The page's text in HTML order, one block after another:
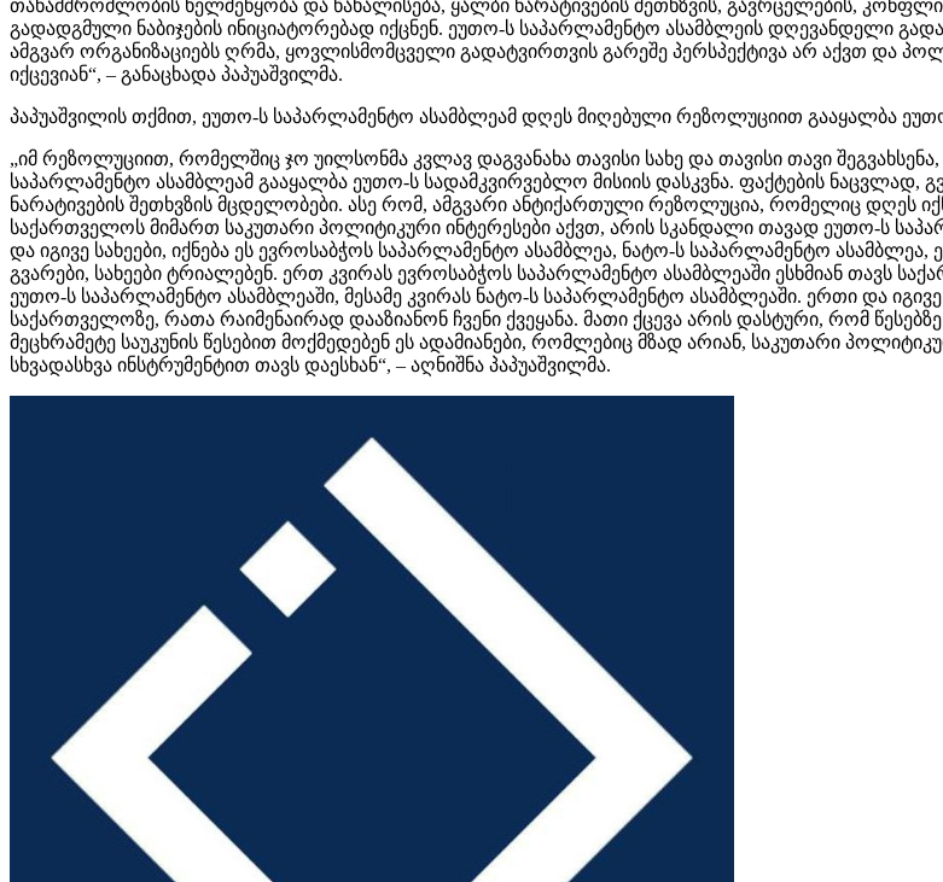
თანამშრომლობის ხელშეწყობა და წახალისება, ყალბი ნარატივების შეთხზვის, გავრცელების,
გადადგმული ნაბიჯების ინიციატორებად იქცნენ. ეუთო-ს საპარლამენტო ასამბლეის დღევანდელი
ამგვარ ორგანიზაციებს ღრმა, ყოვლისმომცველი გადატვირთვის გარეშე პერსპექტივა არ აქვთ და
იქცევიან“, – განაცხადა პაპუაშვილმა.
პაპუაშვილის თქმით, ეუთო-ს საპარლამენტო ასამბლეამ დღეს მიღებული რეზოლუციით გააყალბა
„იმ რეზოლუციით, რომელშიც ჯო უილსონმა კვლავ დაგვანახა თავისი სახე და თავისი თავი
საპარლამენტო ასამბლეამ გააყალბა ეუთო-ს სადამკვირვებლო მისიის დასკვნა. ფაქტების ნაცვლად,
ნარატივების შეთხვზის მცდელობები. ასე რომ, ამგვარი ანტიქართული რეზოლუცია, რომელიც დღეს
საქართველოს მიმართ საკუთარი პოლიტიკური ინტერესები აქვთ, არის სკანდალი თავად ეუთო-ს
და იგივე სახეები, იქნება ეს ევროსაბჭოს საპარლამენტო ასამბლეა, ნატო-ს საპარლამენტო
გვარები, სახეები ტრიალებენ. ერთ კვირას ევროსაბჭოს საპარლამენტო ასამბლეაში ესხმიან თავს
ეუთო-ს საპარლამენტო ასამბლეაში, მესამე კვირას ნატო-ს საპარლამენტო ასამბლეაში. ერთი და
საქართველოზე, რათა რაიმენაირად დააზიანონ ჩვენი ქვეყანა. მათი ქცევა არის დასტური, რომ
მეცხრამეტე საუკუნის წესებით მოქმედებენ ეს ადამიანები, რომლებიც მზად არიან, საკუთარი
სხვადასხვა ინსტრუმენტით თავს დაესხან“, – აღნიშნა პაპუაშვილმა.